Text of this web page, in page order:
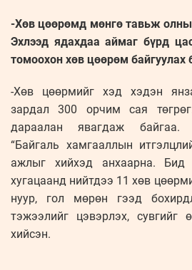
-Хөв цөөрөмд мөнгө тавьж
Эхлээд ядахдаа аймаг бүрд
томоохон хөв цөөрөм
-Хөв цөөрмийг хэд хэдэн
зардал 300 орчим сая
дараалан явагдаж байгаа.
“Байгаль хамгааллын
ажлыг хийхэд анхаарна.
хугацаанд нийтдээ 11 хөв
нуур, гол мөрөн гээд
тэжээлийг цэвэрлэх, сувгийг
хийсэн.